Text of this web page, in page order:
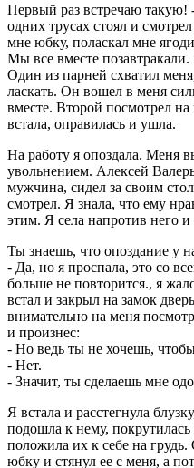
Первый раз встречаю такую!
одних трусах стоял и
мне юбку, поласкал мне
Мы все вместе позавтракали.
Один из парней схватил
ласкать. Он вошел в меня
вместе. Второй посмотрел
встала, оправилась и ушла.
На работу я опоздала. Меня
увольнением. Алексей
мужчина, сидел за своим
смотрел. Я знала, что ему
этим. Я села напротив него
Ты знаешь, что опоздание у
- Да, но я проспала, это со
больше не повторится., я
встал и закрыл на замок
внимательно на меня
и произнес:
- Но ведь ты не хочешь,
- Нет.
- Значит, ты сделаешь мне
Я встала и расстегнула
подошла к нему,
положила их к себе на
юбку и стянул ее с меня, а